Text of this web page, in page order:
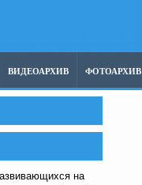
ВИДЕОАРХИВ ФОТОАРХИВ
на